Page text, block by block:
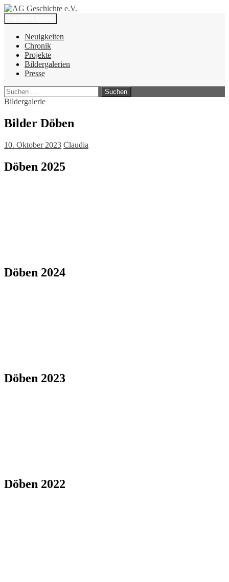
Zum
Inhalt
springen
AG Geschichte e.V.
Suchen
Neuigkeiten
Chronik
Projekte
Bildergalerien
Presse
Suchen
nach:
Bildergalerie
Bilder Döben
10. Oktober 2023 Claudia
Döben 2025
Döben 2024
Döben 2023
Döben 2022